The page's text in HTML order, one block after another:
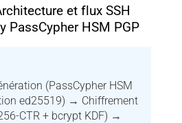
et flux SSH
PassCypher HSM PGP
(PassCypher HSM
ed25519) → Chiffrement
CTR + bcrypt KDF) →